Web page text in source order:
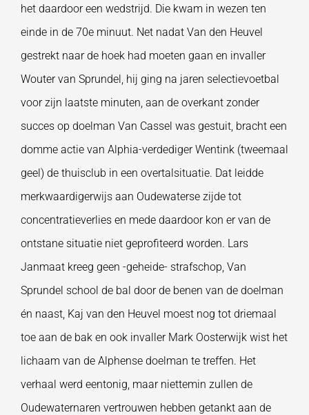
het daardoor een wedstrijd. Die kwam in wezen ten
einde in de 70e minuut. Net nadat Van den Heuvel
gestrekt naar de hoek had moeten gaan en invaller
Wouter van Sprundel, hij ging na jaren selectievoetbal
voor zijn laatste minuten, aan de overkant zonder
succes op doelman Van Cassel was gestuit, bracht een
domme actie van Alphia-verdediger Wentink (tweemaal
geel) de thuisclub in een overtalsituatie. Dat leidde
merkwaardigerwijs aan Oudewaterse zijde tot
concentratieverlies en mede daardoor kon er van de
ontstane situatie niet geprofiteerd worden. Lars
Janmaat kreeg geen -geheide- strafschop, Van
Sprundel school de bal door de benen van de doelman
én naast, Kaj van den Heuvel moest nog tot driemaal
toe aan de bak en ook invaller Mark Oosterwijk wist het
lichaam van de Alphense doelman te treffen. Het
verhaal werd eentonig, maar niettemin zullen de
Oudewaternaren vertrouwen hebben getankt aan de